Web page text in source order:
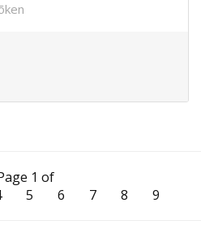
1 of
5 6 7 8 9